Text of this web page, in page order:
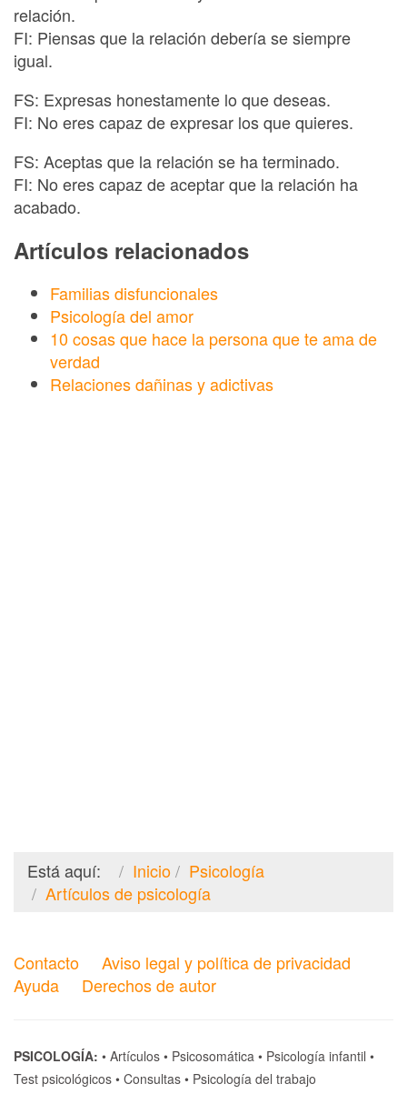
relación.
FI: Piensas que la relación debería se siempre
igual.
FS: Expresas honestamente lo que deseas.
FI: No eres capaz de expresar los que quieres.
FS: Aceptas que la relación se ha terminado.
FI: No eres capaz de aceptar que la relación ha
acabado.
Artículos relacionados
Familias disfuncionales
Psicología del amor
10 cosas que hace la persona que te ama de
verdad
Relaciones dañinas y adictivas
Está aquí: Inicio
Psicología
Artículos de psicología
Contacto
Aviso legal y política de privacidad
Ayuda
Derechos de autor
PSICOLOGÍA: • Artículos • Psicosomática • Psicología infantil •
Test psicológicos • Consultas • Psicología del trabajo